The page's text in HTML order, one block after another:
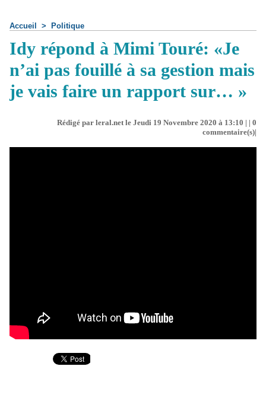
Accueil > Politique
Idy répond à Mimi Touré: «Je
n’ai pas fouillé à sa gestion mais
je vais faire un rapport sur… »
Rédigé par leral.net le Jeudi 19 Novembre 2020 à 13:10 | | 0
commentaire(s)|